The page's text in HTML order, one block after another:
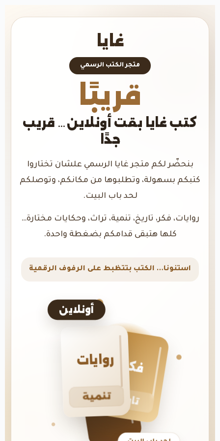
غايا
متجر الكتب الرسمي
قريبًا
كتب غايا بقت أونلاين… قريب
جدًا
بنحضّر لكم متجر غايا الرسمي علشان تختاروا
كتبكم بسهولة، وتطلبوها من مكانكم، وتوصلكم
لحد باب البيت.
روايات، فكر، تاريخ، تنمية، تراث، وحكايات مختارة…
كلها هتبقى قدامكم بضغطة واحدة.
استنونا… الكتب بتتظبط على الرفوف الرقمية
أونلاين
فكر
تاريخ
روايات
تنمية